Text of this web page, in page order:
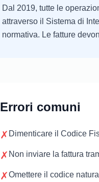
Dal 2019, tutte le
attraverso il Sistema di
normativa. Le fatture
Errori comuni
✗ Dimenticare il Codice
✗ Non inviare la fattura
✗Omettere il codice